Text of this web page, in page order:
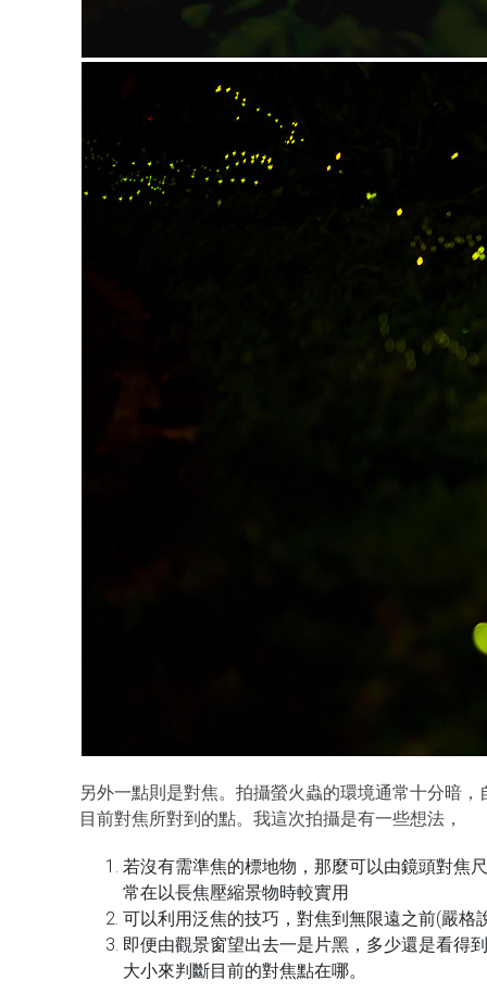
另外一點則是對焦。拍攝螢火蟲的環境通常十分暗
目前對焦所對到的點。我這次拍攝是有一些想法，
若沒有需準焦的標地物，那麼可以由鏡頭對焦
常在以長焦壓縮景物時較實用
可以利用泛焦的技巧，對焦到無限遠之前(嚴格
即便由觀景窗望出去一是片黑，多少還是看得
大小來判斷目前的對焦點在哪。